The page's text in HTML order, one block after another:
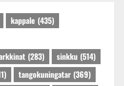
kappale (435)
(283) sinkku (514)
tangokuningatar (369)